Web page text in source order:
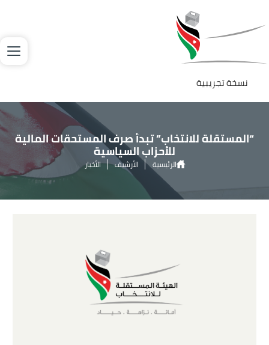
تجاوز إلى المحتوى الرئيسي
نسخة تجريبية
“المستقلة للانتخاب” تبدأ صرف المستحقات المالية
للأحزاب السياسية
الرئيسية الأرشيف
الأخبار
“المستقلة للانتخاب” تبدأ صرف المستحقات المالية للأحزاب السياسية